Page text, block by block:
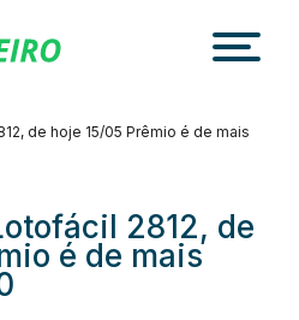
de hoje 15/05 Prêmio é de mais
2812, de
é de mais